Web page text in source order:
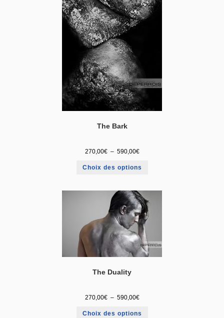
The Bark
270,00€ – 590,00€
Choix des options
The Duality
270,00€ – 590,00€
Choix des options